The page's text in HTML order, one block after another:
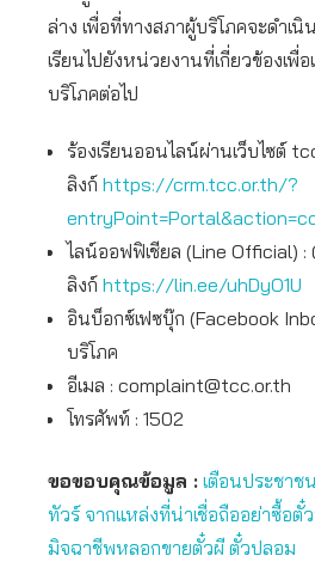
ล่าง เพื่อที่ทางสภาผู้บริโภคจะดำเนิ
เรียนไปยังหน่วยงานที่เกี่ยวข้องเพื่
บริโภคต่อไป
ร้องเรียนออนไลน์ผ่านเว็บไซต์
ลิงก์ https://crm.tcc.or.th/?
ไลน์ออฟฟิเชียล (Line Official)
ลิงก์ https://lin.ee/uhDyO1U
อินบ็อกซ์เฟซบุ๊ก (Facebook
บริโภค
อีเมล : complaint@tcc.or.th
โทรศัพท์ : 1502
ขอขอบคุณข้อมูล : เตือนประชาช
ทัวร์ จากแหล่งที่น่าเชื่อถืออย่าซื้อตั๋
มิจฉาชีพหลอกขายตั๋วผี ตั๋วปลอม